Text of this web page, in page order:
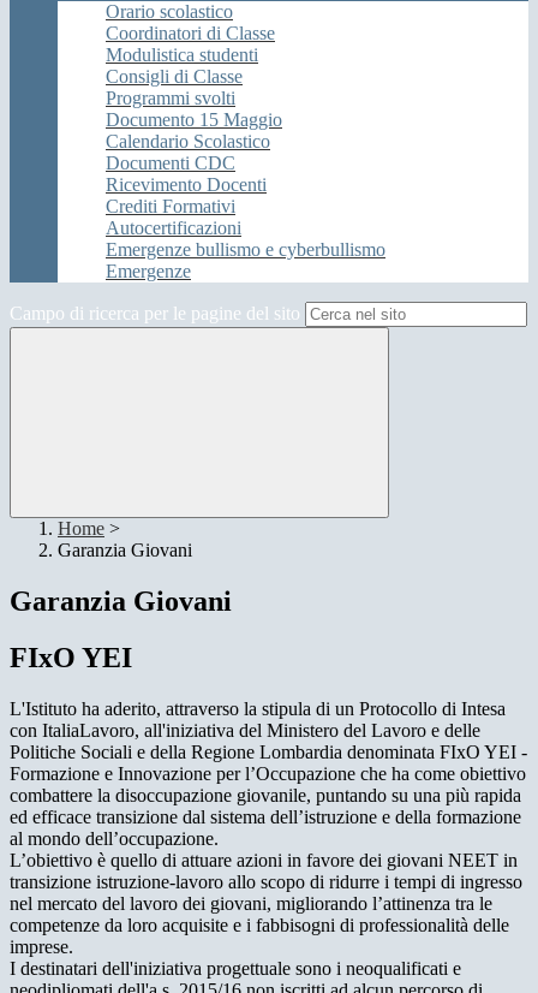
Orario scolastico
Coordinatori di Classe
Modulistica studenti
Consigli di Classe
Programmi svolti
Documento 15 Maggio
Calendario Scolastico
Documenti CDC
Ricevimento Docenti
Crediti Formativi
Autocertificazioni
Emergenze bullismo e cyberbullismo
Emergenze
Campo di ricerca per le pagine del sito
Home >
Garanzia Giovani
Garanzia Giovani
FIxO YEI
L'Istituto ha aderito, attraverso la stipula di un Protocollo di Intesa
con ItaliaLavoro, all'iniziativa del Ministero del Lavoro e delle
Politiche Sociali e della Regione Lombardia denominata FIxO YEI -
Formazione e Innovazione per l’Occupazione che ha come obiettivo
combattere la disoccupazione giovanile, puntando su una più rapida
ed efficace transizione dal sistema dell’istruzione e della formazione
al mondo dell’occupazione.
L’obiettivo è quello di attuare azioni in favore dei giovani NEET in
transizione istruzione-lavoro allo scopo di ridurre i tempi di ingresso
nel mercato del lavoro dei giovani, migliorando l’attinenza tra le
competenze da loro acquisite e i fabbisogni di professionalità delle
imprese.
I destinatari dell'iniziativa progettuale sono i neoqualificati e